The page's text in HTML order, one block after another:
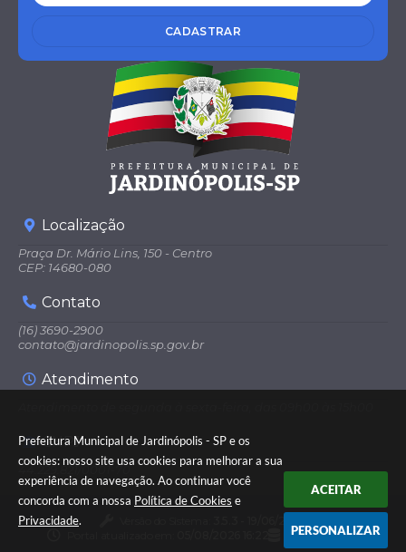
Prefeitura Municipal de Jardinópolis - SP e os
cookies: nosso site usa cookies para melhorar a sua
experiência de navegação. Ao continuar você
concorda com a nossa Política de Cookies e
Privacidade.
ACEITAR
PERSONALIZAR
CADASTRAR
Localização
Praça Dr. Mário Lins, 150 - Centro
CEP: 14680-080
Contato
(16) 3690-2900
contato@jardinopolis.sp.gov.br
Atendimento
CNPJ
44.229.821/0001-70
Dados Abertos